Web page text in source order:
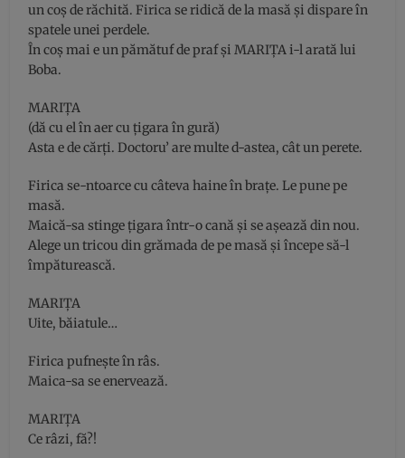
un coş de răchită. Firica se ridică de la masă şi dispare în
spatele unei perdele.
În coş mai e un pămătuf de praf şi MARIŢA i-l arată lui
Boba.
MARIŢA
(dă cu el în aer cu ţigara în gură)
Asta e de cărţi. Doctoru’ are multe d-astea, cât un perete.
Firica se-ntoarce cu câteva haine în braţe. Le pune pe
masă.
Maică-sa stinge ţigara într-o cană şi se aşează din nou.
Alege un tricou din grămada de pe masă şi începe să-l
împăturească.
MARIŢA
Uite, băiatule…
Firica pufneşte în râs.
Maica-sa se enervează.
MARIŢA
Ce râzi, fă?!